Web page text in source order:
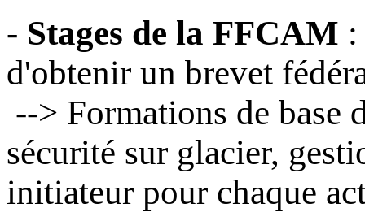
- Stages de la FFCAM
d'obtenir un brevet
--> Formations de base
sécurité sur glacier,
initiateur pour chaque